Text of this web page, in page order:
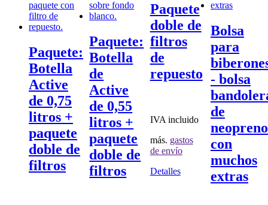
Paquete:
Botella
Active
de 0,75
litros +
paquete
doble de
filtros
Paquete:
Botella
de
Active
de 0,55
litros +
paquete
doble de
filtros
Paquete
doble de
filtros
de
repuesto
IVA incluido
más. gastos
de envío
Detalles
Bolsa
para
- bolsa
de
neopreno
con
muchos
extras